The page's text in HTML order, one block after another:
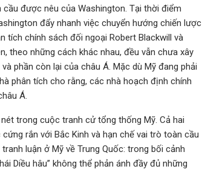
được nêu của Washington. Tại thời điểm
đẩy nhanh việc chuyển hướng chiến lược
tích chính sách đối ngoại Robert Blackwill và
theo những cách khác nhau, đều vẫn chưa xây
phần còn lại của châu Á. Mặc dù Mỹ đang phải
phân tích cho rằng, các nhà hoạch định chính
Á.
trong cuộc tranh cử tổng thống Mỹ. Cả hai
rắn với Bắc Kinh và hạn chế vai trò toàn cầu
luận ở Mỹ về Trung Quốc: trong bối cảnh
Diều hâu” không thể phản ánh đầy đủ những